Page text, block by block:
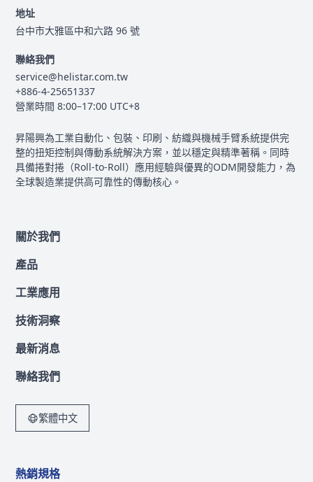
地址
台中市大雅區中和六路 96 號
聯絡我們
service@helistar.com.tw
+886-4-25651337
營業時間 8:00–17:00 UTC+8
昇陽興為工業自動化、包裝、印刷、紡織與機械手臂系統提供完
整的扭矩控制與傳動系統解決方案，並以穩定與精準著稱。同時
具備捲對捲（Roll-to-Roll）應用經驗與優異的ODM開發能力，為
全球製造業提供高可靠性的傳動核心。
關於我們
產品
工業應用
技術洞察
最新消息
聯絡我們
繁體中文
熱銷規格